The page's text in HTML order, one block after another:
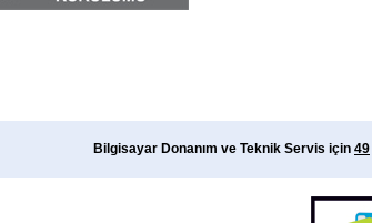
Bilgisayar Donanım ve Teknik Servis için 49